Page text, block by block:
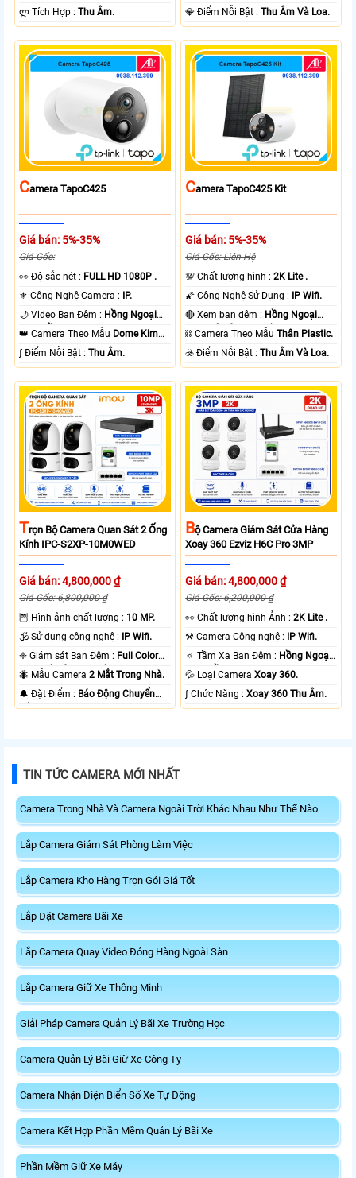
️ლ Tích Hợp :Thu Âm.
️💎 Điểm Nỗi Bật :Thu Âm Và Loa.
CAmera TapoC425
Giá bán: 5%-35%
Giá Gốc:
️👀 Độ sắc nét : FULL HD 1080P .
⚜️ Công Nghệ Camera :
IP.
🌙 Video Ban Đêm : Hồng Ngoại
10m Hồng Ngoại SMD.
👑 Camera Theo Mẫu Dome Kim
loại + Nhựa.
️ƒ Điểm Nỗi Bật :Thu Âm.
CAmera TapoC425 Kit
Giá bán: 5%-35%
Giá Gốc: Liên Hệ
💯 Chất lượng hình :2K Lite .
🌠 Công Nghệ Sử Dụng :
IP Wifi.
🔴 Xem ban đêm : Hồng Ngoại
15m Có Màu Ban Ðêm.
⛓ Camera Theo MẫuThân Plastic.
️☣️ Điểm Nỗi Bật :Thu Âm Và Loa.
TRọn Bộ Camera Quan Sát 2 Ống
Kính IPC-S2XP-10M0WED
Giá bán: 4,800,000 ₫
Giá Gốc: 6,800,000 ₫
🦉 Hình ảnh chất lượng : 10 MP.
🕉️ Sử dụng công nghệ : IP Wifi.
❈ Giám sát Ban Đêm : Full Color
20m Có Màu Ban Ðêm.
🐜 Mẫu Camera2 Mắt Trong Nhà.
️🔔 Đặt Điểm : Báo Động Chuyển
Động.
BỘ Camera Giám Sát Cửa Hàng
Xoay 360 Ezviz H6C Pro 3MP
Giá bán: 4,800,000 ₫
Giá Gốc: 6,200,000 ₫
️👀 Chất lượng hình Ảnh :2K Lite .
⚒ Camera Công nghệ : IP Wifi.
🔅 Tầm Xa Ban Đêm : Hồng Ngoại
10m Hồng Ngoại Smart IR.
💦 Loại CameraXoay 360.
️ƒ Chức Năng :Xoay 360 Thu Âm.
TIN TỨC CAMERA MỚI NHẤT
Camera Trong Nhà Và Camera Ngoài Trời Khác Nhau Như Thế Nào
Lắp Camera Giám Sát Phòng Làm Việc
Lắp Camera Kho Hàng Trọn Gói Giá Tốt
Lắp Đặt Camera Bãi Xe
Lắp Camera Quay Video Đóng Hàng Ngoài Sàn
Lắp Camera Giữ Xe Thông Minh
Giải Pháp Camera Quản Lý Bãi Xe Trường Học
Camera Quản Lý Bãi Giữ Xe Công Ty
Camera Nhận Diện Biển Số Xe Tự Động
Camera Kết Hợp Phần Mềm Quản Lý Bãi Xe
Phần Mềm Giữ Xe Máy